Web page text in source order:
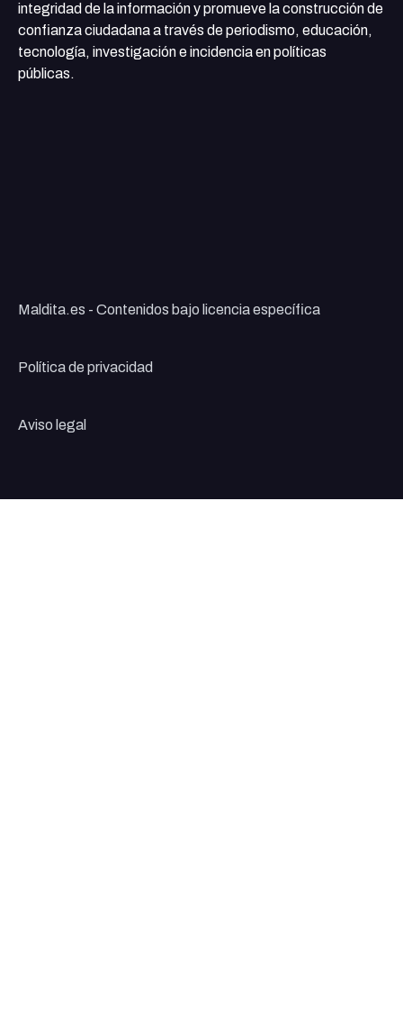
integridad de la información y promueve la construcción de
confianza ciudadana a través de periodismo, educación,
tecnología, investigación e incidencia en políticas
públicas.
Maldita.es - Contenidos bajo licencia específica
Política de privacidad
Aviso legal